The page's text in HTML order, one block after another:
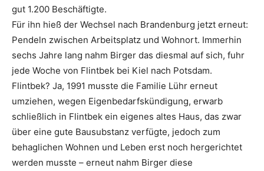
gut 1.200 Beschäftigte.
Für ihn hieß der Wechsel nach Brandenburg jetzt erneut:
Pendeln zwischen Arbeitsplatz und Wohnort. Immerhin
sechs Jahre lang nahm Birger das diesmal auf sich, fuhr
jede Woche von Flintbek bei Kiel nach Potsdam.
Flintbek? Ja, 1991 musste die Familie Lühr erneut
umziehen, wegen Eigenbedarfskündigung, erwarb
schließlich in Flintbek ein eigenes altes Haus, das zwar
über eine gute Bausubstanz verfügte, jedoch zum
behaglichen Wohnen und Leben erst noch hergerichtet
werden musste – erneut nahm Birger diese